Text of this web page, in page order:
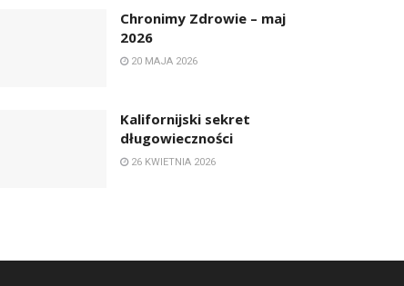
Chronimy Zdrowie ­– maj
2026
20 MAJA 2026
Kalifornijski sekret
długowieczności
26 KWIETNIA 2026